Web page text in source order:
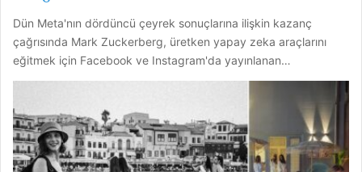
Dün Meta'nın dördüncü çeyrek sonuçlarına ilişkin kazanç
çağrısında Mark Zuckerberg, üretken yapay zeka araçlarını
eğitmek için Facebook ve Instagram'da yayınlanan…